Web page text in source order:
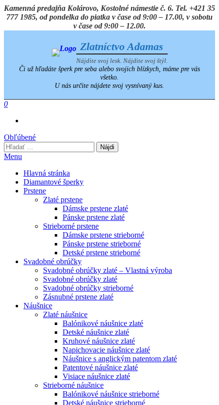
Preskočiť
na
Kamenná predajňa Kolárovo, Kostolné námestie č. 6. Tel. +421 35
777 1985, od pondelka do piatka v čase od 9:00 – 17.00, v sobotu
v čase od 9:00 – 12.00.
Zlatníctvo Adamas
Nájdite svoj lesk. Nájdite svoj štýl.
Či už hľadáte šperk pre seba alebo svojich blízkych, máme pre vás
všetko.
U nás určite nájdete svoj vysnívaný kus.
0
Obľúbené
Hľadať:
Menu
Hlavná stránka
Diamantové šperky
Prstene
Zlaté prstene
Dámske prstene zlaté
Pánske prstene zlaté
Strieborné prstene
Dámske prstene strieborné
Pánske prstene strieborné
Detské prstene strieborné
Svadobné obrúčky
Svadobné obrúčky zlaté – Vlastná výroba
Svadobné obrúčky zlaté
Svadobné obrúčky strieborné
Zásnubné prstene zlaté
Náušnice
Zlaté náušnice
Balónikové náušnice zlaté
Detské náušnice zlaté
Kruhové náušnice zlaté
Napichovacie náušnice zlaté
Náušnice s anglickým patentom zlaté
Patentové náušnice zlaté
Visiace náušnice zlaté
Strieborné náušnice
Balónikové náušnice strieborné
Detské náušnice strieborné